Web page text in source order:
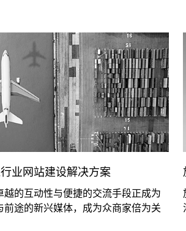
业网站建设解决方案
建设的需求随着经济的发展和人们生
游业也飞速发展。据有关统计，1999